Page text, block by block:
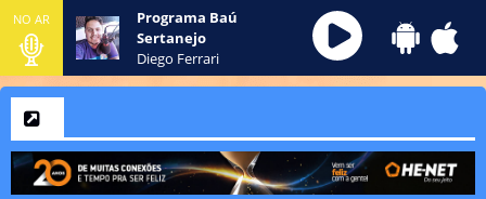
NO AR
Programa Baú
Sertanejo
Diego Ferrari